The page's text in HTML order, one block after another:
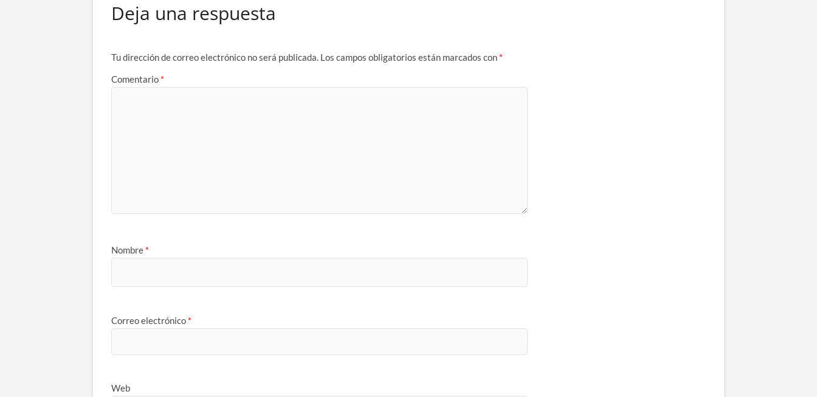
Deja una respuesta
Tu dirección de correo electrónico no será publicada. Los campos obligatorios están marcados con *
Comentario *
Nombre *
Correo electrónico *
Web